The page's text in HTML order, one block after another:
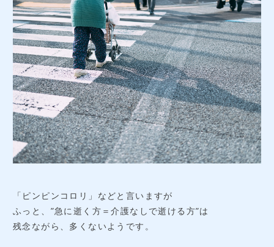
「ピンピンコロリ」などと言いますが
ふっと、”急に逝く方＝介護なしで逝ける方”は
残念ながら、多くないようです。